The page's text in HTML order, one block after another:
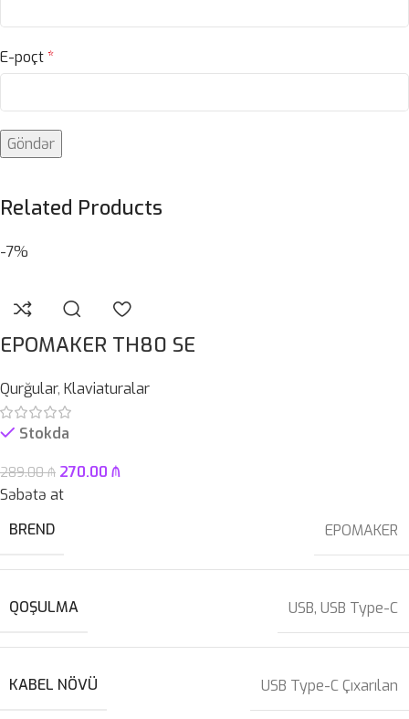
E-poçt*
Related Products
-7%
EPOMAKER TH80 SE
Qurğular, Klaviaturalar
Stokda
289.00₼ 270.00 ₼
Səbətə at
BREND
EPOMAKER
QOŞULMA USB, USB Type-C
KABEL NÖVÜ USB Type-C Çıxarılan